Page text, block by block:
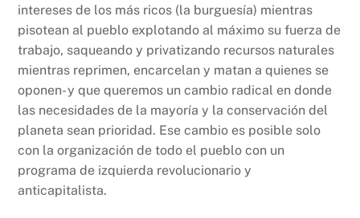
intereses de los más ricos (la burguesía) mientras
pisotean al pueblo explotando al máximo su fuerza de
trabajo, saqueando y privatizando recursos naturales
mientras reprimen, encarcelan y matan a quienes se
oponen- y que queremos un cambio radical en donde
las necesidades de la mayoría y la conservación del
planeta sean prioridad. Ese cambio es posible solo
con la organización de todo el pueblo con un
programa de izquierda revolucionario y
anticapitalista.